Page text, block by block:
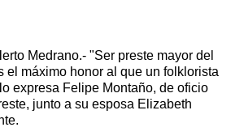
Medrano.- "Ser preste mayor del
el máximo honor al que un folklorista
expresa Felipe Montaño, de oficio
junto a su esposa Elizabeth